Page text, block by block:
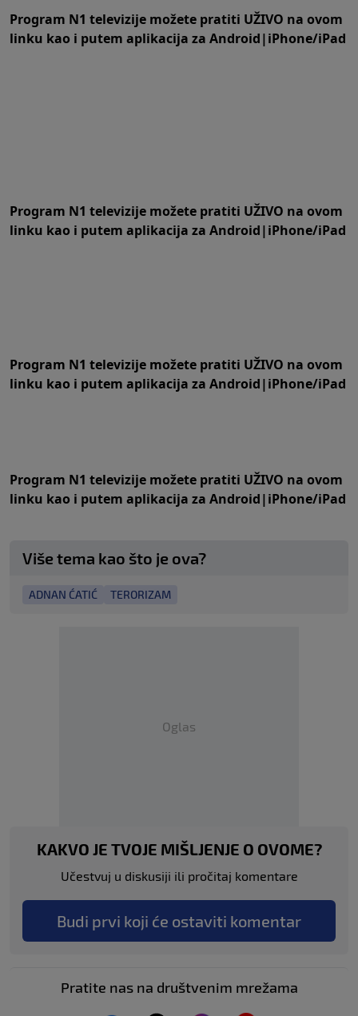
Program N1 televizije možete pratiti UŽIVO na ovom
linku kao i putem aplikacija za Android|iPhone/iPad
Program N1 televizije možete pratiti UŽIVO na ovom
linku kao i putem aplikacija za Android|iPhone/iPad
Program N1 televizije možete pratiti UŽIVO na ovom
linku kao i putem aplikacija za Android|iPhone/iPad
Program N1 televizije možete pratiti UŽIVO na ovom
linku kao i putem aplikacija za Android|iPhone/iPad
Više tema kao što je ova?
ADNAN ĆATIĆ TERORIZAM
Oglas
KAKVO JE TVOJE MIŠLJENJE O OVOME?
Učestvuj u diskusiji ili pročitaj komentare
Budi prvi koji će ostaviti komentar
Pratite nas na društvenim mrežama